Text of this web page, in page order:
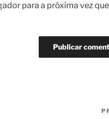
para a próxima vez